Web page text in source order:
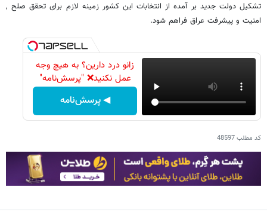
تشکیل دولت جدید بر آمده از انتخابات این کشور زمینه لازم برای تحقق صلح ,
امنیت و پیشرفت عراق فراهم شود.
زانو درد دارین؟ به هیچ وجه
عمل نکنید❌ "پرسش‌نامه"
◀ پرسش‌نامه
کد مطلب48597